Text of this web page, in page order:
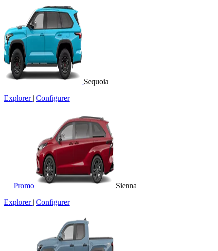
Sequoia
Explorer | Configurer
Promo
Sienna
Explorer | Configurer